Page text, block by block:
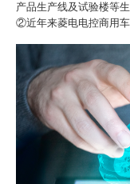
产品生产线及试验楼等
②近年来菱电电控商用